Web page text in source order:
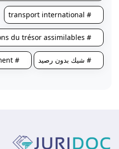
# transport international
# bons du trésor assimilables
# شيك بدون رصيد # Fiche d'investissement